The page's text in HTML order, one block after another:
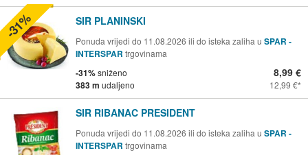
SIR PLANINSKI
Ponuda vrijedi do 11.08.2026 ili do isteka zaliha u SPAR -
INTERSPAR trgovinama
-31%sniženo
383 m udaljeno
8,99 €
12,99 €
-31%
SIR RIBANAC PRESIDENT
Ponuda vrijedi do 11.08.2026 ili do isteka zaliha u SPAR -
INTERSPAR trgovinama